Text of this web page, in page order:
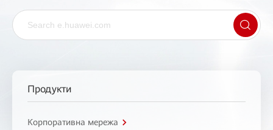
Продукти
Корпоративна мережа